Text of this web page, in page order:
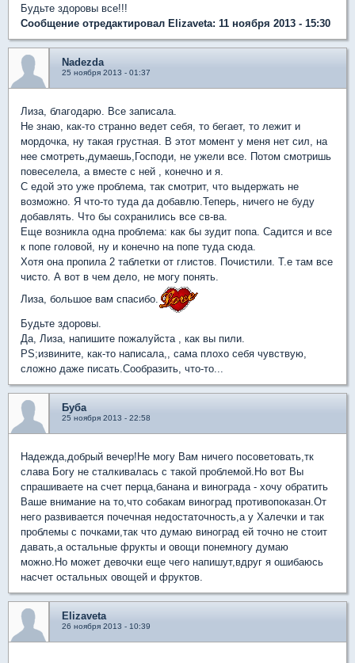
Будьте здоровы все!!!
Сообщение отредактировал Elizaveta: 11 ноября 2013 - 15:30
Nadezda
25 ноября 2013 - 01:37
Лиза, благодарю. Все записала.
Не знаю, как-то странно ведет себя, то бегает, то лежит и
мордочка, ну такая грустная. В этот момент у меня нет сил, на
нее смотреть,думаешь,Господи, не ужели все. Потом смотришь
повеселела, а вместе с ней , конечно и я.
С едой это уже проблема, так смотрит, что выдержать не
возможно. Я что-то туда да добавлю.Теперь, ничего не буду
добавлять. Что бы сохранились все св-ва.
Еще возникла одна проблема: как бы зудит попа. Садится и все
к попе головой, ну и конечно на попе туда сюда.
Хотя она пропила 2 таблетки от глистов. Почистили. Т.е там все
чисто. А вот в чем дело, не могу понять.
Лиза, большое вам спасибо.
Будьте здоровы.
Да, Лиза, напишите пожалуйста , как вы пили.
PS;извините, как-то написала,, сама плохо себя чувствую,
сложно даже писать.Сообразить, что-то...
Буба
25 ноября 2013 - 22:58
Надежда,добрый вечер!Не могу Вам ничего посоветовать,тк
слава Богу не сталкивалась с такой проблемой.Но вот Вы
спрашиваете на счет перца,банана и винограда - хочу обратить
Ваше внимание на то,что собакам виноград противопоказан.От
него развивается почечная недостаточность,а у Халечки и так
проблемы с почками,так что думаю виноград ей точно не стоит
давать,а остальные фрукты и овощи понемногу думаю
можно.Но может девочки еще чего напишут,вдруг я ошибаюсь
насчет остальных овощей и фруктов.
Elizaveta
26 ноября 2013 - 10:39